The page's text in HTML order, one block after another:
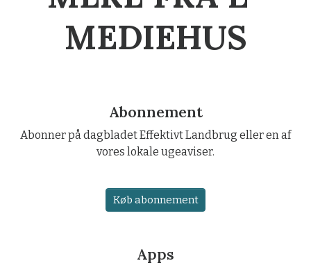
MEDIEHUS
Abonnement
Abonner på dagbladet Effektivt Landbrug eller en af
vores lokale ugeaviser.
Køb abonnement
Apps